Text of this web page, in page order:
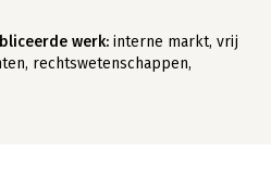
werk: interne markt, vrij
rechtswetenschappen,